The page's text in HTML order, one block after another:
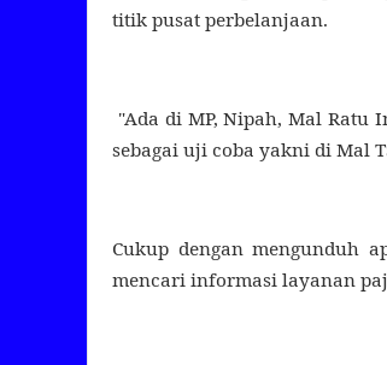
titik pusat perbelanjaan.
"Ada di MP, Nipah, Mal Ratu
sebagai uji coba yakni di Mal
Cukup dengan mengunduh
mencari informasi layanan